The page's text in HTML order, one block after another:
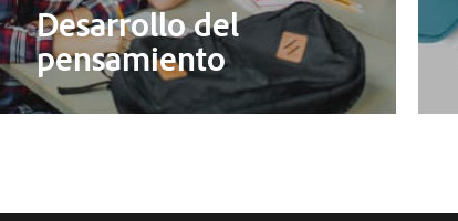
Desarrollo del
pensamiento